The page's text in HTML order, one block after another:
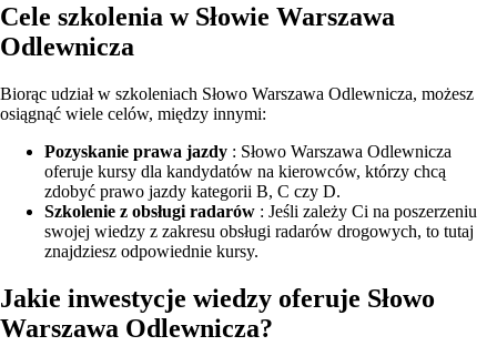
Cele szkolenia w Słowie Warszawa
Odlewnicza
Biorąc udział w szkoleniach Słowo Warszawa Odlewnicza, możesz
osiągnąć wiele celów, między innymi:
Pozyskanie prawa jazdy : Słowo Warszawa Odlewnicza
oferuje kursy dla kandydatów na kierowców, którzy chcą
zdobyć prawo jazdy kategorii B, C czy D.
Szkolenie z obsługi radarów : Jeśli zależy Ci na poszerzeniu
swojej wiedzy z zakresu obsługi radarów drogowych, to tutaj
znajdziesz odpowiednie kursy.
Jakie inwestycje wiedzy oferuje Słowo
Warszawa Odlewnicza?